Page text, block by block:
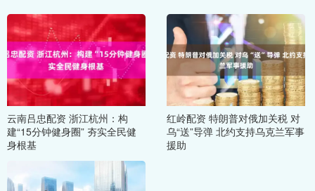
云南吕忠配资 浙江杭州：构
建“15分钟健身圈” 夯实全民健
身根基
红岭配资 特朗普对俄加关税 对
乌“送”导弹 北约支持乌克兰军事
援助